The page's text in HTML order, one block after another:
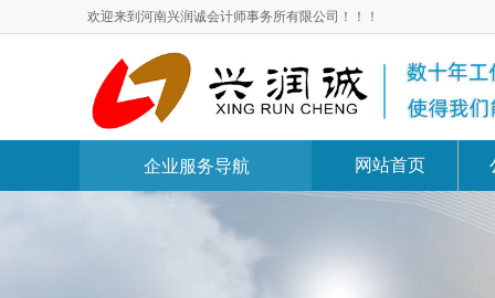
欢迎来到河南兴润诚会计师事务所有限公司！！！
企业服务导航 网站首页